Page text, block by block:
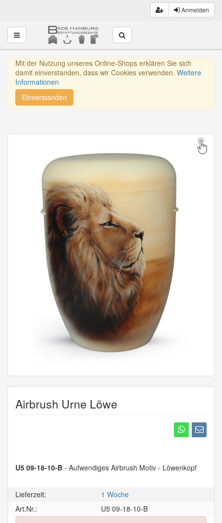
Anmelden
Toggle navigation
Mit der Nutzung unseres Online-Shops erklären Sie sich
damit einverstanden, dass wir Cookies verwenden. Weitere
Informationen
Einverstanden
Airbrush Urne Löwe
U5 09-18-10-B - Aufwendiges Airbrush Motiv - Löwenkopf
Lieferzeit:
1 Woche
Art.Nr.:
U5 09-18-10-B